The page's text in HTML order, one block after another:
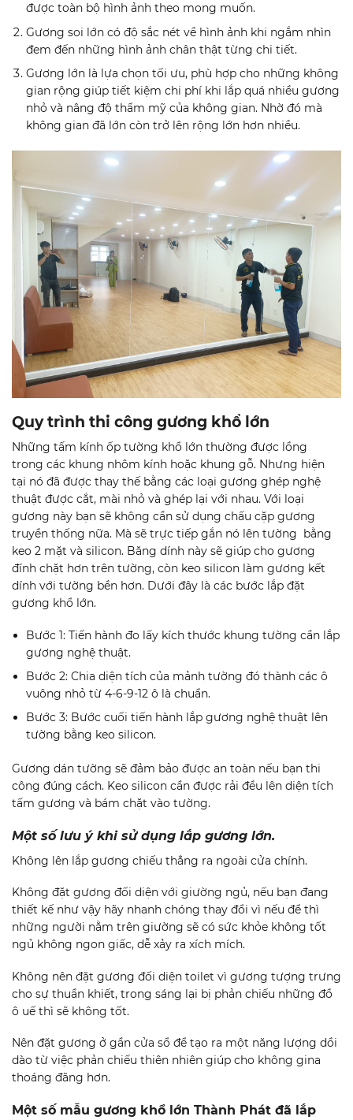
được toàn bộ hình ảnh theo mong muốn.
Gương soi lớn có độ sắc nét về hình ảnh khi ngắm nhìn
đem đến những hình ảnh chân thật từng chi tiết.
Gương lớn là lựa chọn tối ưu, phù hợp cho những không
gian rộng giúp tiết kiệm chi phí khi lắp quá nhiều gương
nhỏ và nâng độ thẩm mỹ của không gian. Nhờ đó mà
không gian đã lớn còn trở lên rộng lớn hơn nhiều.
Quy trình thi công gương khổ lớn
Những tấm kính ốp tường khổ lớn thường được lồng
trong các khung nhôm kính hoặc khung gỗ. Nhưng hiện
tại nó đã được thay thế bằng các loại gương ghép nghệ
thuật được cắt, mài nhỏ và ghép lại với nhau. Với loại
gương này bạn sẽ không cần sử dụng chấu cặp gương
truyền thống nữa. Mà sẽ trực tiếp gắn nó lên tường bằng
keo 2 mặt và silicon. Băng dính này sẽ giúp cho gương
đính chặt hơn trên tường, còn keo silicon làm gương kết
dính với tường bền hơn. Dưới đây là các bước lắp đặt
gương khổ lớn.
Bước 1: Tiến hành đo lấy kích thước khung tường cần lắp
gương nghệ thuật.
Bước 2: Chia diện tích của mảnh tường đó thành các ô
vuông nhỏ từ 4-6-9-12 ô là chuẩn.
Bước 3: Bước cuối tiến hành lắp gương nghệ thuật lên
tường bằng keo silicon.
Gương dán tường sẽ đảm bảo được an toàn nếu bạn thi
công đúng cách. Keo silicon cần được rải đều lên diện tích
tấm gương và bám chặt vào tường.
Một số lưu ý khi sử dụng lắp gương lớn.
Không lên lắp gương chiếu thẳng ra ngoài cửa chính.
Không đặt gương đối diện với giường ngủ, nếu bạn đang
thiết kế như vậy hãy nhanh chóng thay đổi vì nếu để thì
những người nằm trên giường sẽ có sức khỏe không tốt
ngủ không ngon giấc, dễ xảy ra xích mích.
Không nên đặt gương đối diện toilet vì gương tượng trưng
cho sự thuần khiết, trong sáng lại bị phản chiếu những đồ
ô uế thì sẽ không tốt.
Nên đặt gương ở gần cửa sổ để tạo ra một năng lượng dồi
dào từ việc phản chiếu thiên nhiên giúp cho không gina
thoáng đãng hơn.
Một số mẫu gương khổ lớn Thành Phát đã lắp